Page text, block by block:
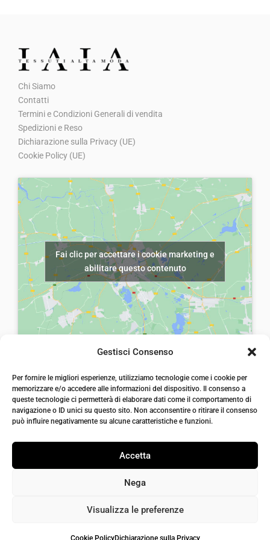
Gestisci Consenso
Per fornire le migliori esperienze, utilizziamo tecnologie come i cookie per
memorizzare e/o accedere alle informazioni del dispositivo. Il consenso a
queste tecnologie ci permetterà di elaborare dati come il comportamento di
navigazione o ID unici su questo sito. Non acconsentire o ritirare il consenso
può influire negativamente su alcune caratteristiche e funzioni.
Accetta
Nega
Visualizza le preferenze
Cookie PolicyDichiarazione sulla Privacy
0
.
.
Chi Siamo
Contatti
Termini e Condizioni Generali di vendita
Spedizioni e Reso
Dichiarazione sulla Privacy (UE)
Cookie Policy (UE)
Fai clic per accettare i cookie marketing e
abilitare questo contenuto
Via Michele imperiali, ang. via Salvo d'Acquisto, 205,
72021, Francavilla Fontana, Puglia
info@laiatessuti.com
+39 327 46 19 544